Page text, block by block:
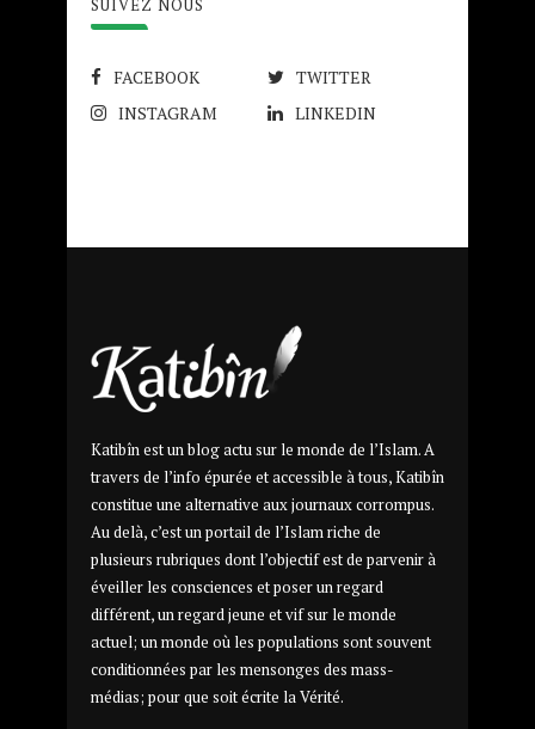
SUIVEZ NOUS
FACEBOOK
TWITTER
INSTAGRAM
LINKEDIN
Katibîn est un blog actu sur le monde de l’Islam. A
travers de l’info épurée et accessible à tous, Katibîn
constitue une alternative aux journaux corrompus.
Au delà, c’est un portail de l’Islam riche de
plusieurs rubriques dont l’objectif est de parvenir à
éveiller les consciences et poser un regard
différent, un regard jeune et vif sur le monde
actuel; un monde où les populations sont souvent
conditionnées par les mensonges des mass-
médias; pour que soit écrite la Vérité.